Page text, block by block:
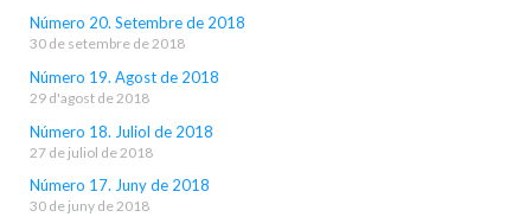
Número 20. Setembre de 2018
30 de setembre de 2018
Número 19. Agost de 2018
29 d'agost de 2018
Número 18. Juliol de 2018
27 de juliol de 2018
Número 17. Juny de 2018
30 de juny de 2018